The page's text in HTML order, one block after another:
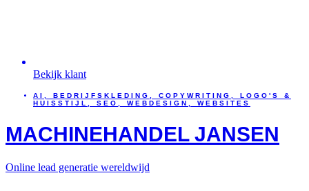
Bekijk klant
AI BEDRIJFSKLEDING COPYWRITING
LOGO'S &
HUISSTIJL
SEO WEBDESIGN WEBSITES
MACHINEHANDEL JANSEN
Online lead generatie wereldwijd